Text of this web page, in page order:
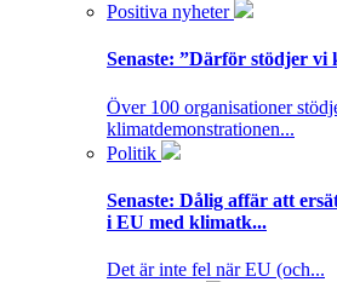
Positiva nyheter
Senaste: ”Därför stödjer vi
Över 100 organisationer
klimatdemonstrationen...
Politik
Senaste: Dålig affär att
i EU med klimatk...
Det är inte fel när EU (och...